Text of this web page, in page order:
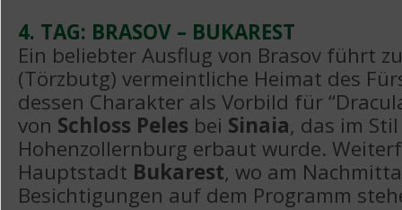
4. TAG: BRASOV – BUKAREST
Ein beliebter Ausflug von Brasov führt
(Törzbutg) vermeintliche Heimat des
dessen Charakter als Vorbild für
von Schloss Peles bei Sinaia, das im
Hohenzollernburg erbaut wurde.
Hauptstadt Bukarest, wo am
Besichtigungen auf dem Programm